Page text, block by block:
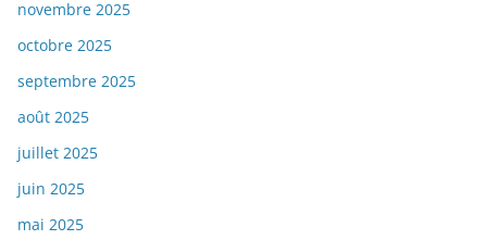
novembre 2025
octobre 2025
septembre 2025
août 2025
juillet 2025
juin 2025
mai 2025